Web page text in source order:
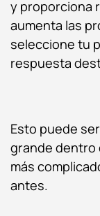
y proporciona
aumenta las
seleccione tu
respuesta
Esto puede
grande dentro
más
antes.